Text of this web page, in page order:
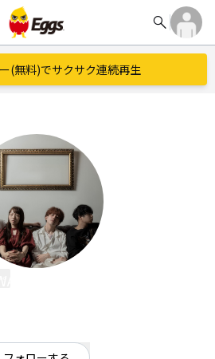
search
(無料)でサクサク連続再生